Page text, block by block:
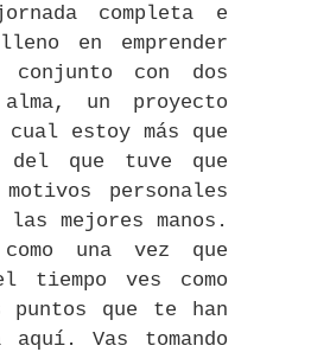
completa e
en emprender
conjunto con dos
un proyecto
estoy más que
del que tuve que
personales
mejores manos.
una vez que
tiempo ves como
puntos que te han
Vas tomando